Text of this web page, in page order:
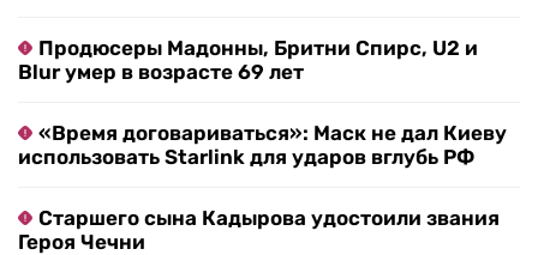
Продюсеры Мадонны, Бритни Спирс, U2 и
Blur умер в возрасте 69 лет
«Время договариваться»: Маск не дал Киеву
использовать Starlink для ударов вглубь РФ
Старшего сына Кадырова удостоили звания
Героя Чечни